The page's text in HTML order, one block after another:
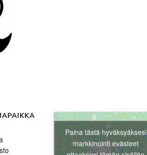
Paina tästä hyväksyäksesi
markkinointi evästeet